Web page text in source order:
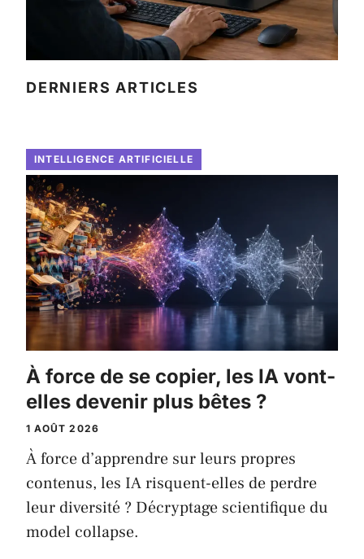
DERNIERS ARTICLES
INTELLIGENCE ARTIFICIELLE
À force de se copier, les IA vont-
elles devenir plus bêtes ?
1 AOÛT 2026
À force d’apprendre sur leurs propres
contenus, les IA risquent-elles de perdre
leur diversité ? Décryptage scientifique du
model collapse.